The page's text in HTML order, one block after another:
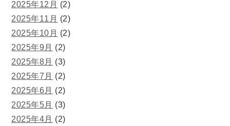
2025年12月 (2)
2025年11月 (2)
2025年10月 (2)
2025年9月 (2)
2025年8月 (3)
2025年7月 (2)
2025年6月 (2)
2025年5月 (3)
2025年4月 (2)